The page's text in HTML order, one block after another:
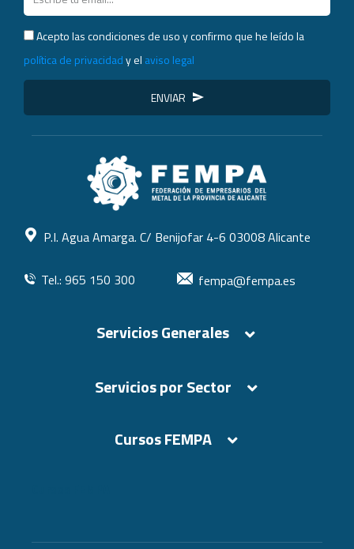
Acepto las condiciones de uso y confirmo que he leído la
política de privacidady el aviso legal
ENVIAR
P.I. Agua Amarga. C/ Benijofar 4-6 03008 Alicante
Tel.: 965 150 300 fempa@fempa.es
Servicios Generales
Servicios por Sector
Cursos FEMPA